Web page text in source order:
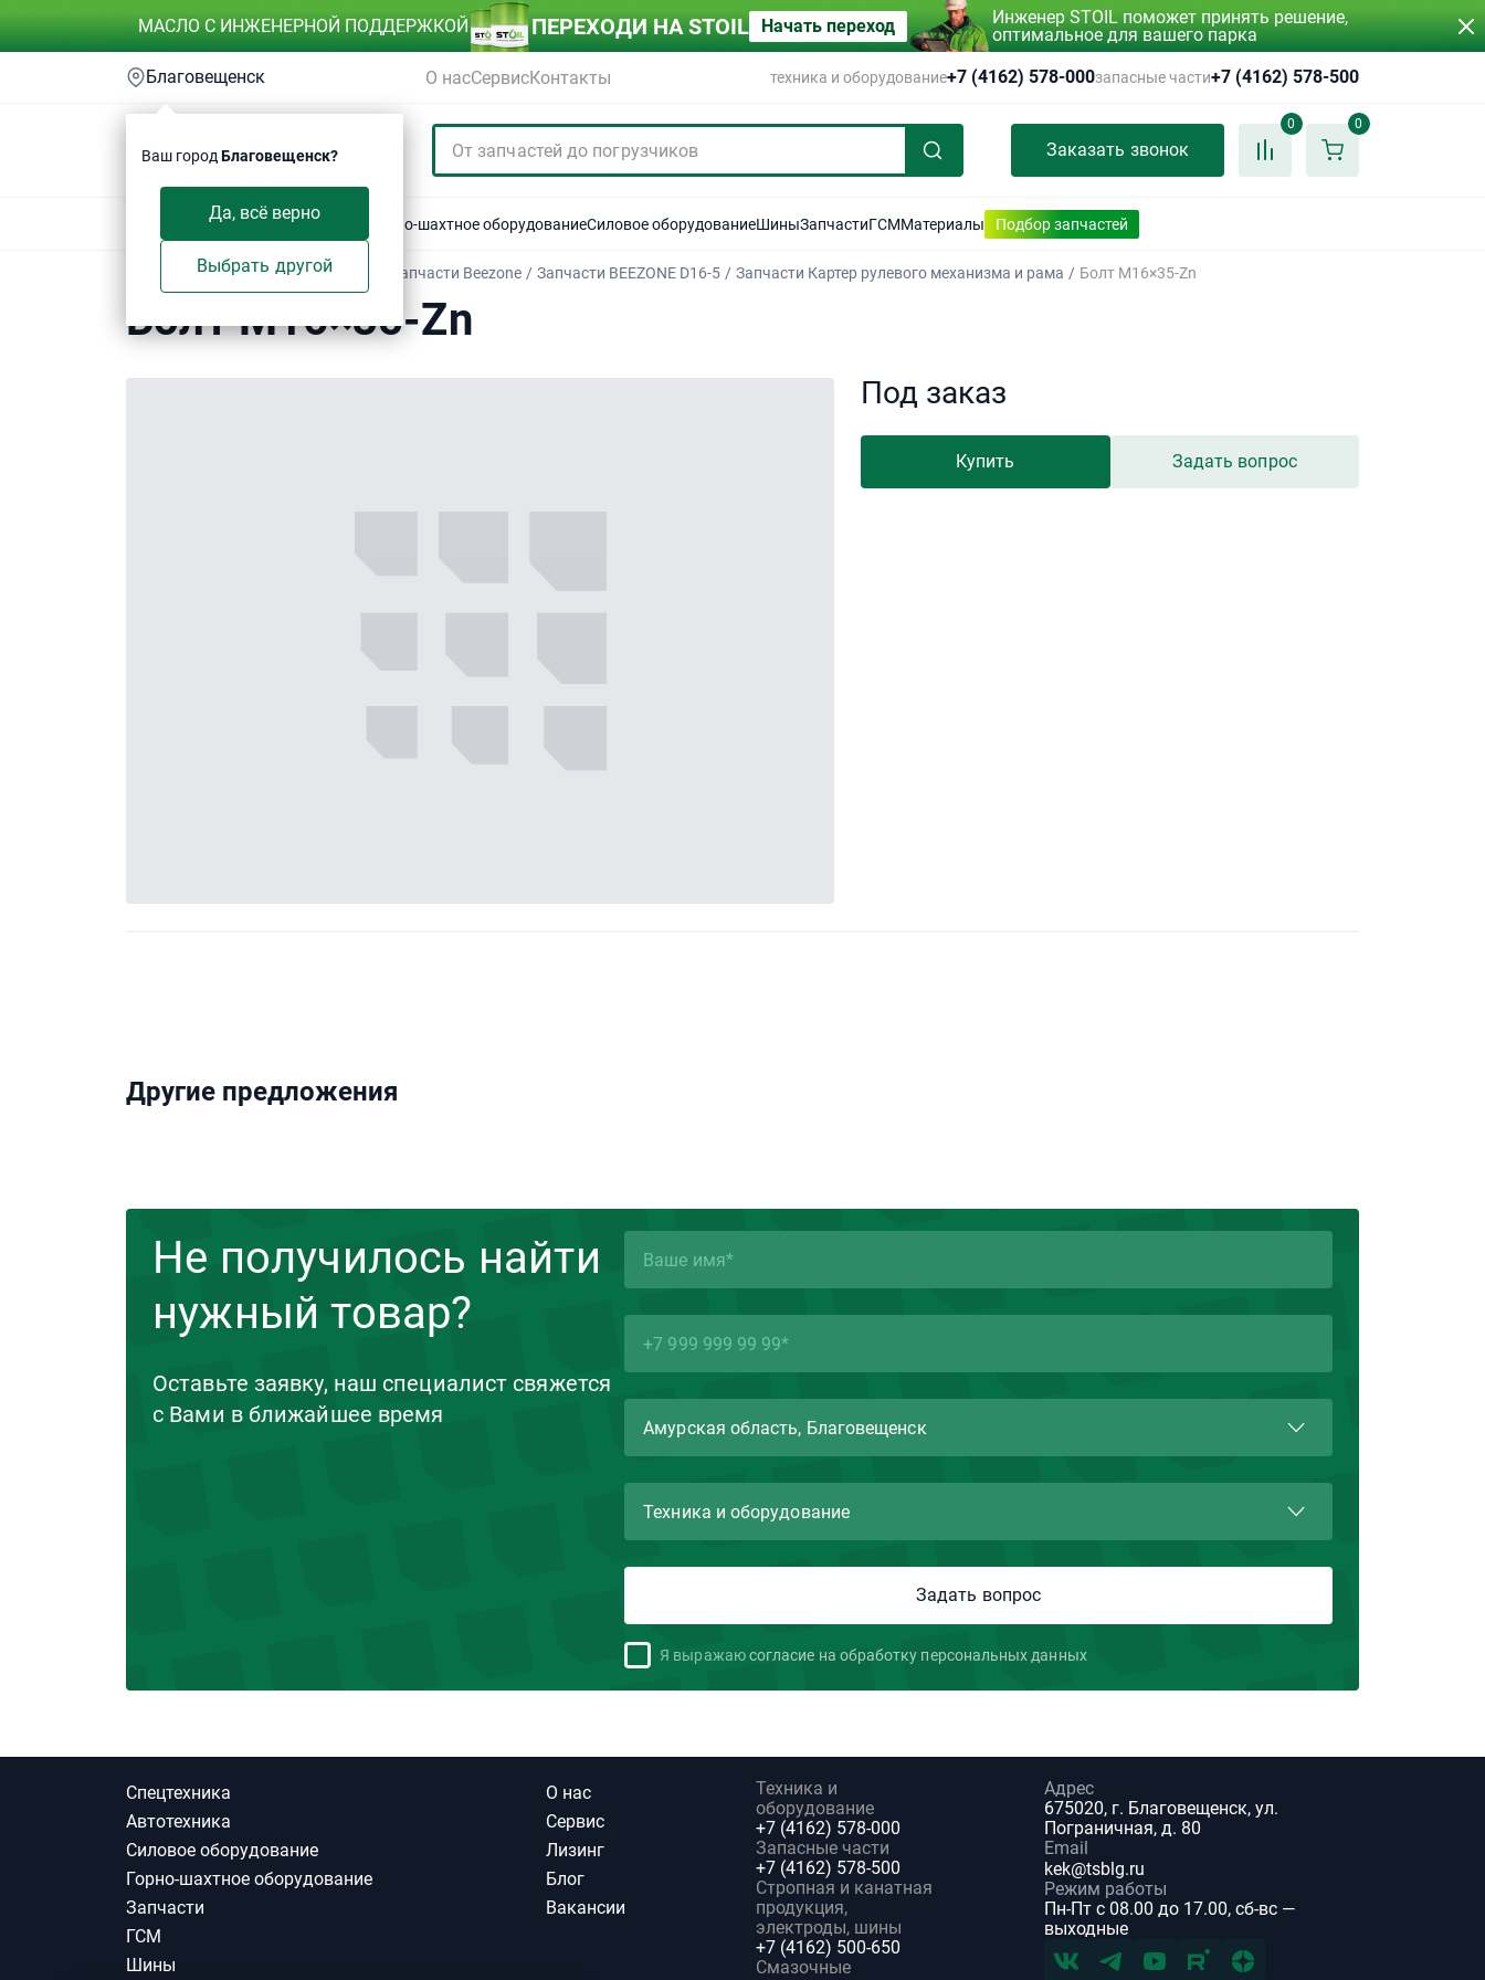
МАСЛО С ИНЖЕНЕРНОЙ ПОДДЕРЖКОЙ ПЕРЕХОДИ НА STOIL Начать переход
Инженер STOIL поможет принять решение,
оптимальное для вашего парка
Благовещенск
Ваш город Благовещенск?
Да, всё верно
Выбрать другой
О насСервисКонтакты техника и оборудование+7 (4162) 578-000запасные части+7 (4162) 578-500
Заказать звонок
0 0
СпецтехникаАвтотехника Горно-шахтное оборудованиеСиловое оборудованиеШиныЗапчастиГСММатериалы Подбор запчастей
Техсервис / Электронный каталог Запчасти Beezone / Запчасти BEEZONE D16-5 / Запчасти Картер рулевого механизма и рама / Болт M16×35-Zn
Болт M16×35-Zn
Под заказ
Купить Задать вопрос
Другие предложения
Не получилось найти
нужный товар?
Оставьте заявку, наш специалист свяжется
с Вами в ближайшее время
Я выражаюсогласие на обработку персональных данных
Спецтехника
Автотехника
Силовое оборудование
Горно-шахтное оборудование
Запчасти
ГСМ
Шины
О нас
Сервис
Лизинг
Блог
Вакансии
Техника и
оборудование
+7 (4162) 578-000
Запасные части
+7 (4162) 578-500
Стропная и канатная
продукция,
электроды, шины
+7 (4162) 500-650
Смазочные
Адрес
675020, г. Благовещенск, ул.
Пограничная, д. 80
Email
kek@tsblg.ru
Режим работы
Пн-Пт с 08.00 до 17.00, сб-вс —
выходные